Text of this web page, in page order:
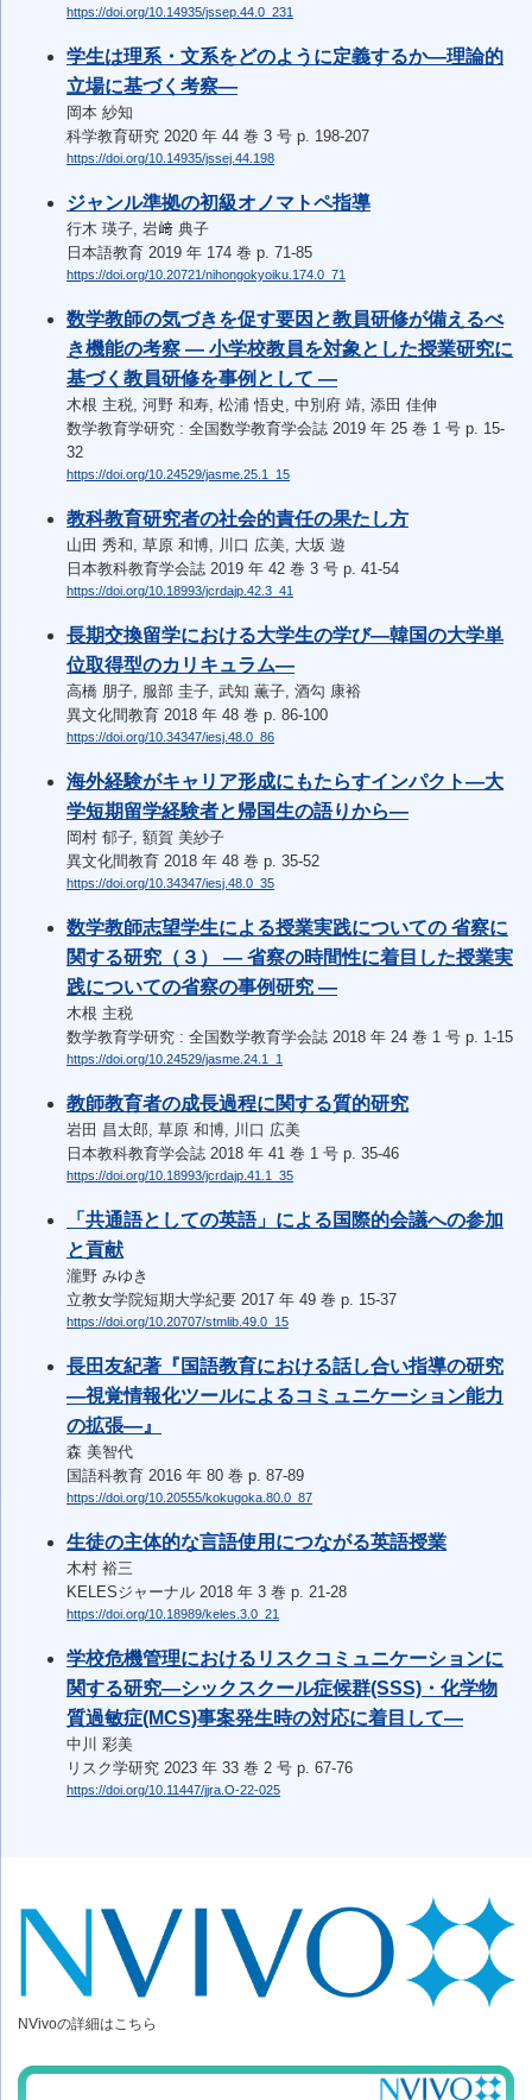
https://doi.org/10.14935/jssep.44.0_231
学生は理系・文系をどのように定義するか―理論的
立場に基づく考察―
岡本 紗知
科学教育研究 2020 年 44 巻 3 号 p. 198-207
https://doi.org/10.14935/jssej.44.198
ジャンル準拠の初級オノマトペ指導
行木 瑛子, 岩﨑 典子
日本語教育 2019 年 174 巻 p. 71-85
https://doi.org/10.20721/nihongokyoiku.174.0_71
数学教師の気づきを促す要因と教員研修が備えるべ
き機能の考察 ― 小学校教員を対象とした授業研究に
基づく教員研修を事例として ―
木根 主税, 河野 和寿, 松浦 悟史, 中別府 靖, 添田 佳伸
数学教育学研究 : 全国数学教育学会誌 2019 年 25 巻 1 号 p. 15-
32
https://doi.org/10.24529/jasme.25.1_15
教科教育研究者の社会的責任の果たし方
山田 秀和, 草原 和博, 川口 広美, 大坂 遊
日本教科教育学会誌 2019 年 42 巻 3 号 p. 41-54
https://doi.org/10.18993/jcrdajp.42.3_41
長期交換留学における大学生の学び―韓国の大学単
位取得型のカリキュラム―
高橋 朋子, 服部 圭子, 武知 薫子, 酒勾 康裕
異文化間教育 2018 年 48 巻 p. 86-100
https://doi.org/10.34347/iesj.48.0_86
海外経験がキャリア形成にもたらすインパクト―大
学短期留学経験者と帰国生の語りから―
岡村 郁子, 額賀 美紗子
異文化間教育 2018 年 48 巻 p. 35-52
https://doi.org/10.34347/iesj.48.0_35
数学教師志望学生による授業実践についての 省察に
関する研究（３） ― 省察の時間性に着目した授業実
践についての省察の事例研究 ―
木根 主税
数学教育学研究 : 全国数学教育学会誌 2018 年 24 巻 1 号 p. 1-15
https://doi.org/10.24529/jasme.24.1_1
教師教育者の成長過程に関する質的研究
岩田 昌太郎, 草原 和博, 川口 広美
日本教科教育学会誌 2018 年 41 巻 1 号 p. 35-46
https://doi.org/10.18993/jcrdajp.41.1_35
「共通語としての英語」による国際的会議への参加
と貢献
瀧野 みゆき
立教女学院短期大学紀要 2017 年 49 巻 p. 15-37
https://doi.org/10.20707/stmlib.49.0_15
長田友紀著『国語教育における話し合い指導の研究
―視覚情報化ツールによるコミュニケーション能力
の拡張―』
森 美智代
国語科教育 2016 年 80 巻 p. 87-89
https://doi.org/10.20555/kokugoka.80.0_87
生徒の主体的な言語使用につながる英語授業
木村 裕三
KELESジャーナル 2018 年 3 巻 p. 21-28
https://doi.org/10.18989/keles.3.0_21
学校危機管理におけるリスクコミュニケーションに
関する研究―シックスクール症候群(SSS)・化学物
質過敏症(MCS)事案発生時の対応に着目して―
中川 彩美
リスク学研究 2023 年 33 巻 2 号 p. 67-76
https://doi.org/10.11447/jjra.O-22-025
NVivoの詳細はこちら